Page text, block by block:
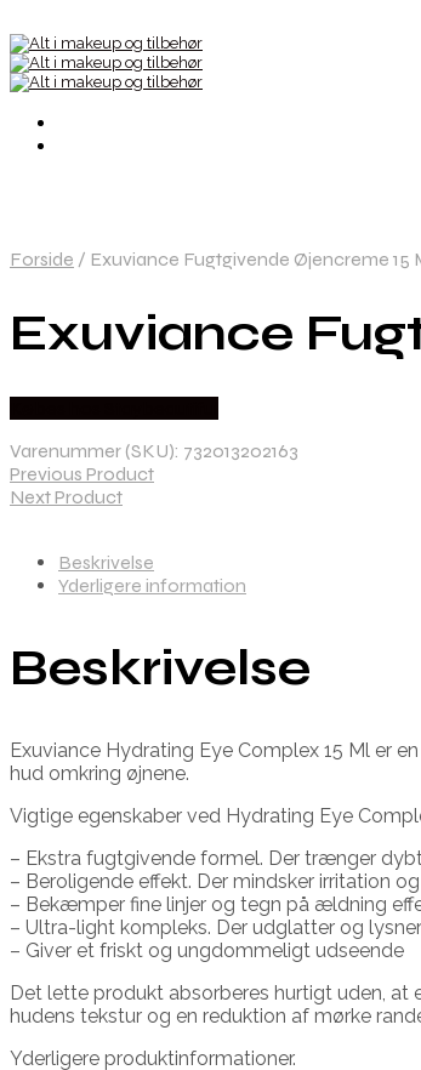
Forside / Exuviance Fugtgivende Øjencreme 15
Exuviance
Varenummer (SKU): 732013202163
Previous Product
Next Product
Beskrivelse
Yderligere information
Beskrivelse
Exuviance Hydrating Eye Complex 15 Ml er
hud omkring øjnene.
Vigtige egenskaber ved Hydrating Eye
– Ekstra fugtgivende formel. Der trænger
– Beroligende effekt. Der mindsker irritation
– Bekæmper fine linjer og tegn på ældning
– Ultra-light kompleks. Der udglatter og
– Giver et friskt og ungdommeligt udseende
Det lette produkt absorberes hurtigt uden,
hudens tekstur og en reduktion af mørke
Yderligere produktinformationer.